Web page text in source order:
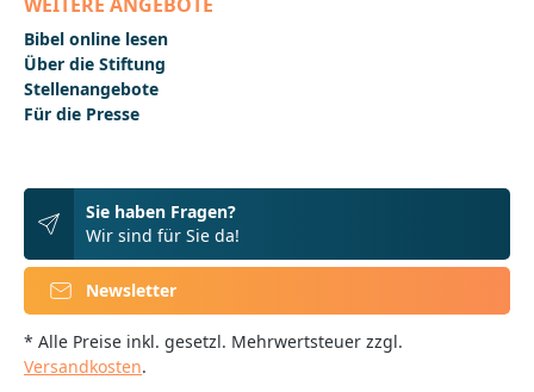
Bibel online lesen
Über die Stiftung
Stellenangebote
Für die Presse
Sie haben Fragen?
Wir sind für Sie da!
Newsletter
* Alle Preise inkl. gesetzl. Mehrwertsteuer zzgl.
Versandkosten.